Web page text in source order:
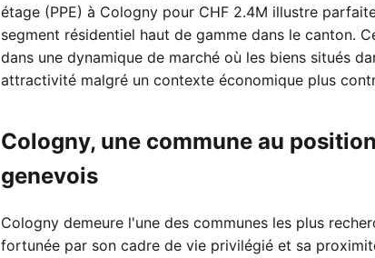
étage (PPE) à Cologny pour CHF 2.4M illustre
segment résidentiel haut de gamme dans le canton.
dans une dynamique de marché où les biens situés
attractivité malgré un contexte économique plus
Cologny, une commune au
genevois
Cologny demeure l'une des communes les plus
fortunée par son cadre de vie privilégié et sa